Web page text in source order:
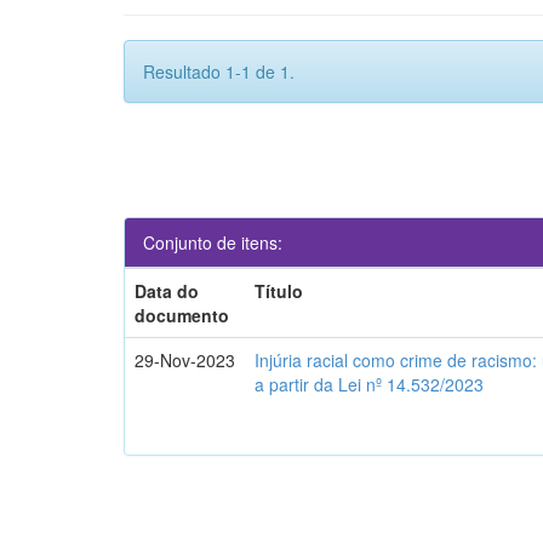
Resultado 1-1 de 1.
Conjunto de itens:
Data do
documento
Título
29-Nov-2023
Injúria racial como crime de
a partir da Lei nº 14.532/2023